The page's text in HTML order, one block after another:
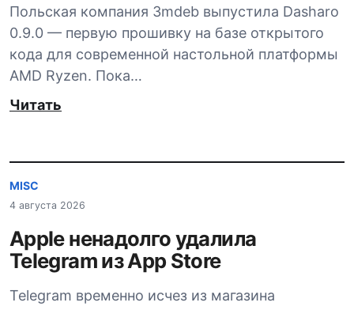
Польская компания 3mdeb выпустила Dasharo
0.9.0 — первую прошивку на базе открытого
кода для современной настольной платформы
AMD Ryzen. Пока…
Читать
MISC
4 августа 2026
Apple ненадолго удалила
Telegram из App Store
Telegram временно исчез из магазина